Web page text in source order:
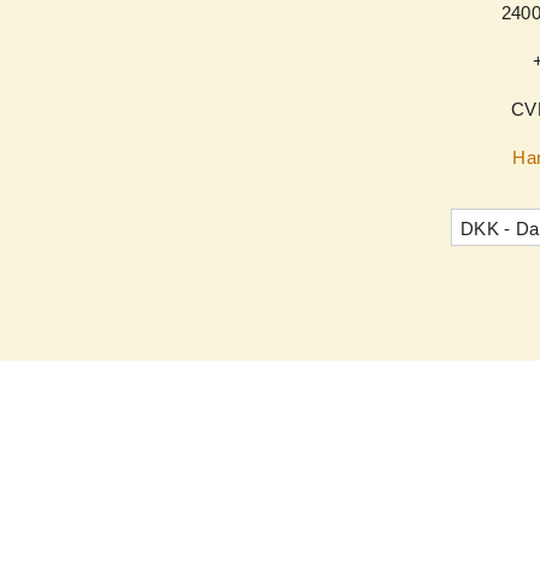
DKK -